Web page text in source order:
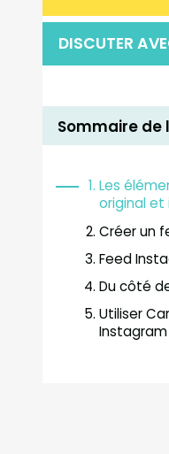
DISCUTER
Sommaire
Les
original
Créer un
Feed
Du côté
Utiliser